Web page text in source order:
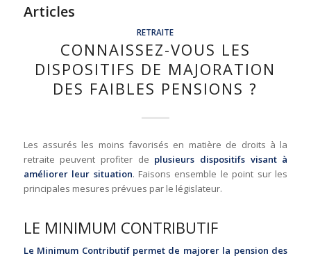
Articles
RETRAITE
CONNAISSEZ-VOUS LES
DISPOSITIFS DE MAJORATION
DES FAIBLES PENSIONS ?
Les assurés les moins favorisés en matière de droits à la
retraite peuvent profiter de plusieurs dispositifs visant à
améliorer leur situation. Faisons ensemble le point sur les
principales mesures prévues par le législateur.
LE MINIMUM CONTRIBUTIF
Le Minimum Contributif permet de majorer la pension des